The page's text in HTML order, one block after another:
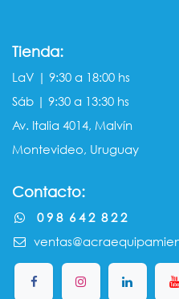
Tienda:
LaV | 9:30 a 18:00 hs
Sáb | 9:30 a 13:30 hs
Av. Italia 4014, Malvín
Montevideo, Uruguay
Contacto:
0 9 8 6 4 2 8 2 2